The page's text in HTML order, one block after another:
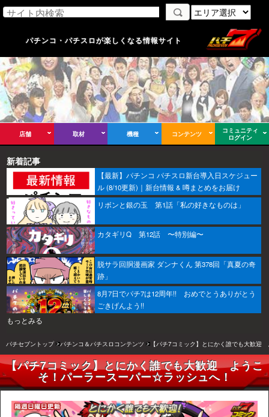
パチンコ・パチスロが楽しくなる情報サイト
店舗 取材 機種 コンテンツ
コミュニティ
ログイン
新着記事
【最新】パチンコ パチスロ新台導入日スケジュー
ル (8/10更新)｜新台情報 & 噂まとめをお届け
リボンと銀の玉 第1話「私の好きなものは」
カタギリQ 第12話 〜特別編〜
脱サラ回胴漫画家 ダンナくん 第378回「真夏の奇
跡」
8月7日でパチ7は12周年!! おめでとうありがとう
ごきげんよう!!
もっとみる
パチセブントップ パチンコ＆パチスロコンテンツ 【パチ7コミック】とにかく誰でも大歓
【パチ7コミック】とにかく誰でも大歓迎 ようこ
そ！パーラースーパー☆ラッシュへ！